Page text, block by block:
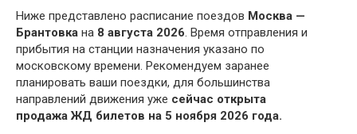
Ниже представлено расписание поездов Москва —
Брантовка на 8 августа 2026. Время отправления и
прибытия на станции назначения указано по
московскому времени. Рекомендуем заранее
планировать ваши поездки, для большинства
направлений движения уже сейчас открыта
продажа ЖД билетов на 5 ноября 2026 года.